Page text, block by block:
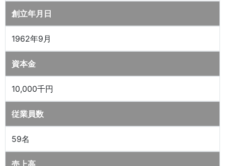
創立年月日
1962年9月
資本金
10,000千円
従業員数
59名
売上高